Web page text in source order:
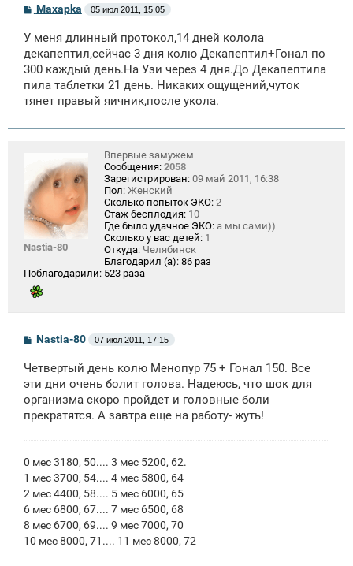
С
о
б
щ
н
и
Maxapka 05 июл 2011, 15:05
У меня длинный протокол,14 дней колола
декапептил,сейчас 3 дня колю Декапептил+Гонал по
300 каждый день.На Узи через 4 дня.До Декапептила
пила таблетки 21 день. Никаких ощущений,чуток
тянет правый яичник,после укола.
Nastia-80
Впервые замужем
Сообщения: 2058
Зарегистрирован: 09 май 2011, 16:38
Пол: Женский
Сколько попыток ЭКО: 2
Стаж бесплодия: 10
Где было удачное ЭКО: а мы сами))
Сколько у вас детей: 1
Откуда: Челябинск
Благодарил (а): 86 раз
Поблагодарили: 523 раза
С
о
б
щ
н
и
е
Nastia-80 07 июл 2011, 17:15
Четвертый день колю Менопур 75 + Гонал 150. Все
эти дни очень болит голова. Надеюсь, что шок для
организма скоро пройдет и головные боли
прекратятся. А завтра еще на работу- жуть!
0 мес 3180, 50.... 3 мес 5200, 62.
1 мес 3700, 54.... 4 мес 5800, 64
2 мес 4400, 58.... 5 мес 6000, 65
6 мес 6800, 67.... 7 мес 6500, 68
8 мес 6700, 69.... 9 мес 7000, 70
10 мес 8000, 71.... 11 мес 8000, 72